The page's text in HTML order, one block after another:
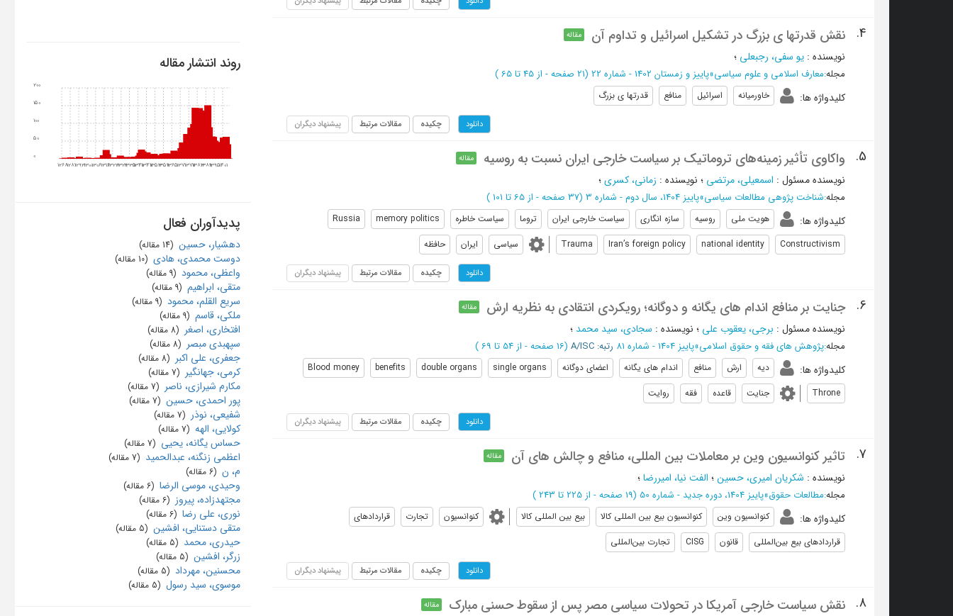
4. نقش قدرتها ی بزرگ در تشکیل اسرائیل و تداوم آن مقاله
نویسنده : یو سفی، رجبعلی ؛
مجله:معارف اسلامی و علوم سیاسی»پاییز و زمستان 1402 - شماره 22 (‎21 صفحه - از 45 تا 65 )
کلیدواژه ها: خاورمیانه اسرائیل منافع قدرتها ی بزرگ
دانلود چکیده مقالات مرتبط پیشنهاد دیگران
5. واکاوی تأثیر زمینه‌های تروماتیک بر سیاست خارجی ایران نسبت به روسیه مقاله
نویسنده مسئول : اسمعیلی، مرتضی ؛ نویسنده : زمانی، کسری؛
مجله:شناخت پژوهی مطالعات سیاسی»پاییز 1404، سال دوم - شماره 3 (‎37 صفحه - از 65 تا 101 )
کلیدواژه ها: هویت ملی روسیه سازه انگاری سیاست خارجی ایران تروما سیاست خاطره memory politics
Russia
Constructivism
national identity
Iran’s foreign policy
Trauma سیاسی ایران حافظه
دانلود چکیده مقالات مرتبط پیشنهاد دیگران
6. جنایت بر منافع اندام های یگانه و دوگانه؛ رویکردی انتقادی به نظریه ارش مقاله
نویسنده مسئول : برجی، یعقوب علی ؛ نویسنده : سجادی، سید محمد ؛
مجله:پژوهش های فقه و حقوق اسلامی»پاییز 1404 - شماره 81 رتبه: A/ISC (‎16 صفحه - از 54 تا 69 )
کلیدواژه ها: دیه ارش منافع اندام های یگانه اعضای دوگانه single organs
double organs
benefits
Blood money
Throne
جنایت قاعده فقه روایت
دانلود چکیده مقالات مرتبط پیشنهاد دیگران
7. تاثیر کنوانسیون وین بر معاملات بین المللی، منافع و چالش های آن مقاله
نویسنده : شكريان اميري، حسين؛ الفت نيا، اميررضا؛
مجله:مطالعات حقوق»پاییز 1404، دوره جدید - شماره 50 (‎19 صفحه - از 225 تا 243 )
کلیدواژه ها: کنوانسیون وین کنوانسیون بیع بین المللی کالا بیع بین المللی کالا کنوانسیون تجارت
قراردادهای
قراردادهای بیع بین‌المللی
قانون CISG تجارت بین‌المللی
دانلود چکیده مقالات مرتبط پیشنهاد دیگران
8. نقش سیاست خارجی آمریکا در تحولات سیاسی مصر پس از سقوط حسنی مبارک مقاله
روند انتشار مقاله
12681281129313001306131613231329133513411347135313591365137113771383138913951401
0
50
100
150
200
پدیدآوران فعال
دهشیار، حسین ‏ (14 مقاله)
دوست محمدی، هادی ‏ (10 مقاله)
واعظی، محمود ‏ (9 مقاله)
متقی، ابراهیم ‏ (9 مقاله)
سریع القلم، محمود ‏ (9 مقاله)
ملکی، قاسم ‏ (9 مقاله)
افتخاری، اصغر ‏ (8 مقاله)
سپهبدی مبصر ‏ (8 مقاله)
جعفری، علی اکبر ‏ (8 مقاله)
کرمی، جهانگیر ‏ (7 مقاله)
مکارم شیرازی، ناصر ‏ (7 مقاله)
پور احمدی، حسین ‏ (7 مقاله)
شفیعی، نوذر ‏ (7 مقاله)
کولایی، الهه ‏ (7 مقاله)
حساس یگانه، یحیی ‏ (7 مقاله)
اعظمی زنگنه، عبدالحمید ‏ (7 مقاله)
م، ن ‏ (6 مقاله)
وحیدی، موسی الرضا ‏ (6 مقاله)
مجتهدزاده، پیروز ‏ (6 مقاله)
نوری، علی رضا ‏ (6 مقاله)
متقی دستنایی، افشین ‏ (5 مقاله)
حیدری، محمد ‏ (5 مقاله)
زرگر، افشین ‏ (5 مقاله)
محسنین، مهرداد ‏ (5 مقاله)
موسوی، سید رسول ‏ (5 مقاله)